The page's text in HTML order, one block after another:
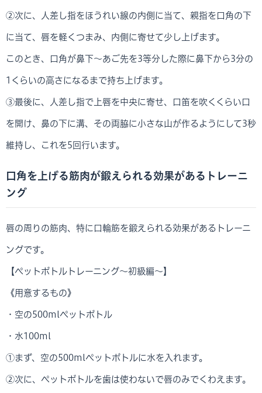
②次に、人差し指をほうれい線の内側に当て、親指を口角の下
に当て、唇を軽くつまみ、内側に寄せて少し上げます。
このとき、口角が鼻下～あご先を3等分した際に鼻下から3分の
1くらいの高さになるまで持ち上げます。
③最後に、人差し指で上唇を中央に寄せ、口笛を吹くくらい口
を開け、鼻の下に溝、その両脇に小さな山が作るようにして3秒
維持し、これを5回行います。
口角を上げる筋肉が鍛えられる効果があるトレーニ
ング
唇の周りの筋肉、特に口輪筋を鍛えられる効果があるトレーニ
ングです。
【ペットボトルトレーニング～初級編～】
《用意するもの》
・空の500mlペットボトル
・水100ml
①まず、空の500mlペットボトルに水を入れます。
②次に、ペットボトルを歯は使わないで唇のみでくわえます。